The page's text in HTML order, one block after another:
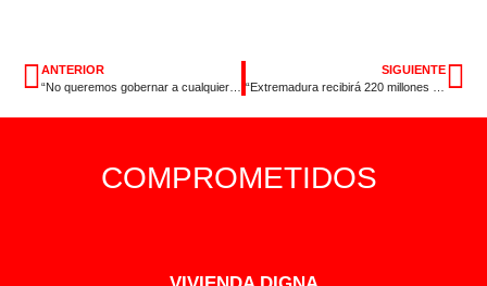
ANTERIOR
SIGUIENTE
COMPROMETIDOS